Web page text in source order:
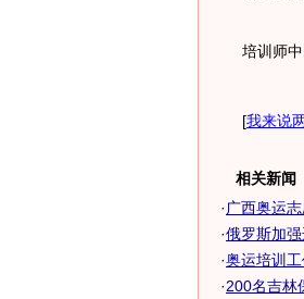
培训师
[我来说
相关新闻
· 广西奥运
·俄罗斯加强
·奥运培训
·200名吉林